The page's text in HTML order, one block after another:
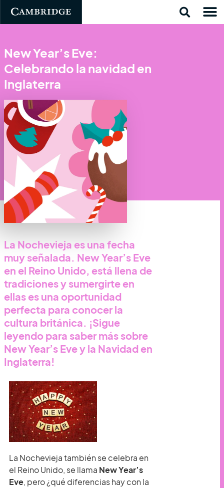
New Year’s Eve:
Celebrando la navidad en
Inglaterra
La Nochevieja es una fecha
muy señalada. New Year’s Eve
en el Reino Unido, está llena de
tradiciones y sumergirte en
ellas es una oportunidad
perfecta para conocer la
cultura británica. ¡Sigue
leyendo para saber más sobre
New Year’s Eve y la Navidad en
Inglaterra!
La Nochevieja también se celebra en
el Reino Unido, se llama New Year’s
Eve, pero ¿qué diferencias hay con la